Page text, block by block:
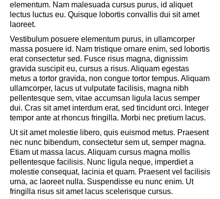
elementum. Nam malesuada cursus purus, id aliquet
lectus luctus eu. Quisque lobortis convallis dui sit amet
laoreet.
Vestibulum posuere elementum purus, in ullamcorper
massa posuere id. Nam tristique ornare enim, sed lobortis
erat consectetur sed. Fusce risus magna, dignissim
gravida suscipit eu, cursus a risus. Aliquam egestas
metus a tortor gravida, non congue tortor tempus. Aliquam
ullamcorper, lacus ut vulputate facilisis, magna nibh
pellentesque sem, vitae accumsan ligula lacus semper
dui. Cras sit amet interdum erat, sed tincidunt orci. Integer
tempor ante at rhoncus fringilla. Morbi nec pretium lacus.
Ut sit amet molestie libero, quis euismod metus. Praesent
nec nunc bibendum, consectetur sem ut, semper magna.
Etiam ut massa lacus. Aliquam cursus magna mollis
pellentesque facilisis. Nunc ligula neque, imperdiet a
molestie consequat, lacinia et quam. Praesent vel facilisis
urna, ac laoreet nulla. Suspendisse eu nunc enim. Ut
fringilla risus sit amet lacus scelerisque cursus.